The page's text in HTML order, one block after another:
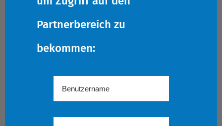
Partnerbereich zu
bekommen: